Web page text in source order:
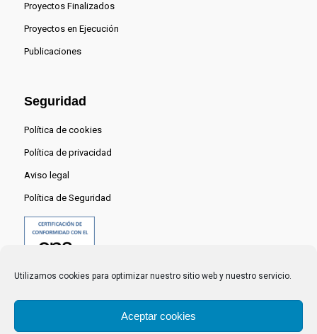
Utilizamos cookies para optimizar nuestro sitio web y nuestro servicio.
Aceptar cookies
Proyectos Finalizados
Proyectos en Ejecución
Publicaciones
Seguridad
Política de cookies
Política de privacidad
Aviso legal
Política de Seguridad